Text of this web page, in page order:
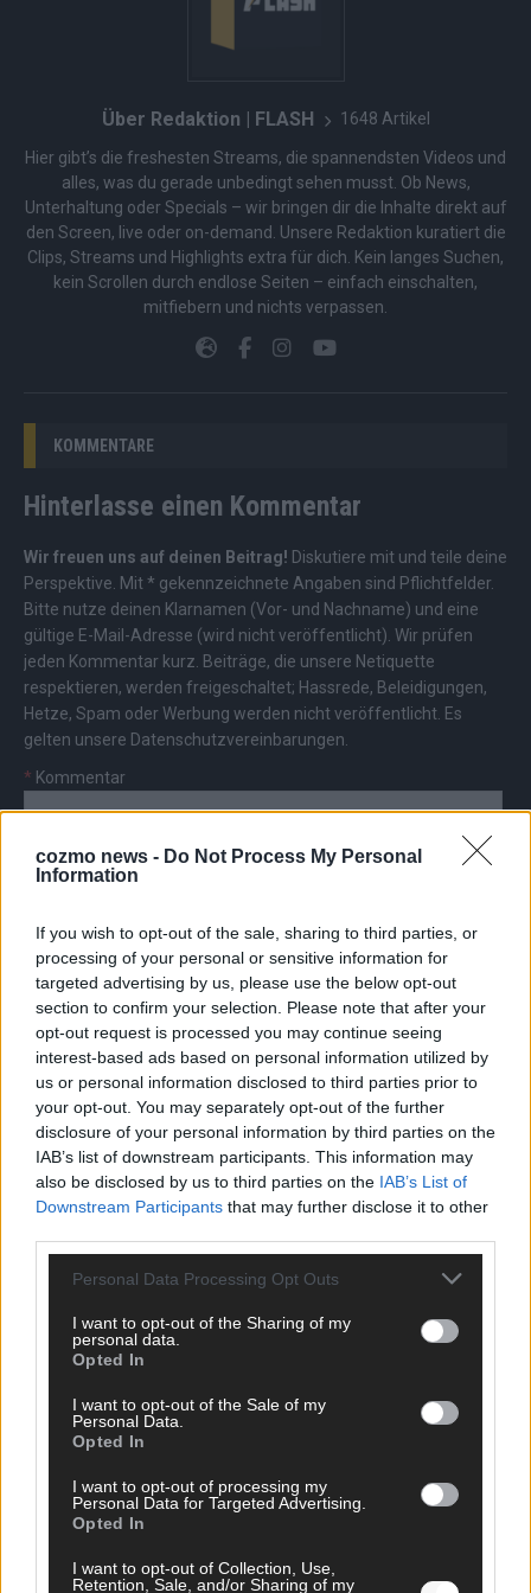
cozmo news - Do Not Process My Personal
Information
If you wish to opt-out of the sale, sharing to third parties, or
processing of your personal or sensitive information for
targeted advertising by us, please use the below opt-out
section to confirm your selection. Please note that after your
opt-out request is processed you may continue seeing
interest-based ads based on personal information utilized by
us or personal information disclosed to third parties prior to
your opt-out. You may separately opt-out of the further
disclosure of your personal information by third parties on the
IAB’s list of downstream participants. This information may
also be disclosed by us to third parties on the IAB’s List of
Downstream Participants that may further disclose it to other
Personal Data Processing Opt Outs
I want to opt-out of the Sharing of my
personal data.
Opted In
I want to opt-out of the Sale of my
Personal Data.
Opted In
I want to opt-out of processing my
Personal Data for Targeted Advertising.
Opted In
I want to opt-out of Collection, Use,
Retention, Sale, and/or Sharing of my
Über Redaktion | FLASH 1648 Artikel
Hier gibt’s die freshesten Streams, die spannendsten Videos und
alles, was du gerade unbedingt sehen musst. Ob News,
Unterhaltung oder Specials – wir bringen dir die Inhalte direkt auf
den Screen, live oder on-demand. Unsere Redaktion kuratiert die
Clips, Streams und Highlights extra für dich. Kein langes Suchen,
kein Scrollen durch endlose Seiten – einfach einschalten,
mitfiebern und nichts verpassen.
KOMMENTARE
Hinterlasse einen Kommentar
Wir freuen uns auf deinen Beitrag! Diskutiere mit und teile deine
Perspektive. Mit * gekennzeichnete Angaben sind Pflichtfelder.
Bitte nutze deinen Klarnamen (Vor- und Nachname) und eine
gültige E-Mail-Adresse (wird nicht veröffentlicht). Wir prüfen
jeden Kommentar kurz. Beiträge, die unsere Netiquette
respektieren, werden freigeschaltet; Hassrede, Beleidigungen,
Hetze, Spam oder Werbung werden nicht veröffentlicht. Es
gelten unsere Datenschutzvereinbarungen
* Kommentar
Vor- und Nachname
E-Mail
AD
FOLGE UNS BEI FACEBOOK